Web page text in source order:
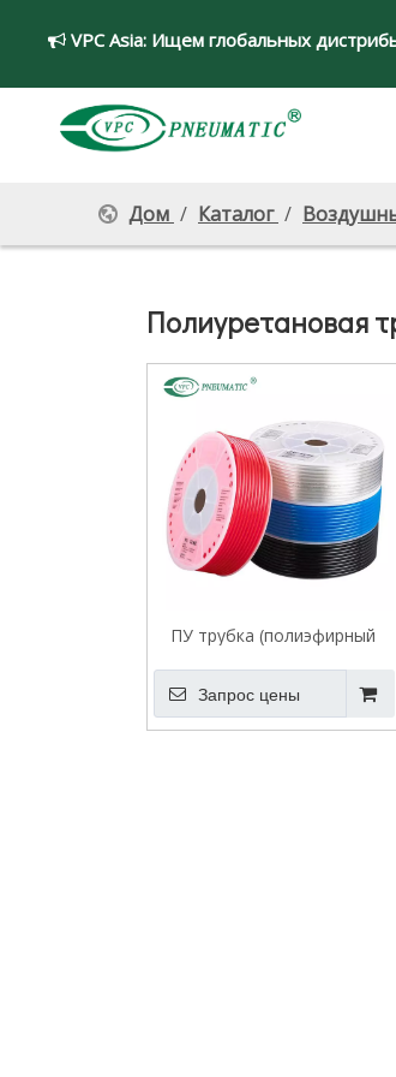
 VPC Asia: Ищем глобальных
Дом / Каталог /
Полиуретановая
ПУ трубка (полиэфирный
Запрос цены